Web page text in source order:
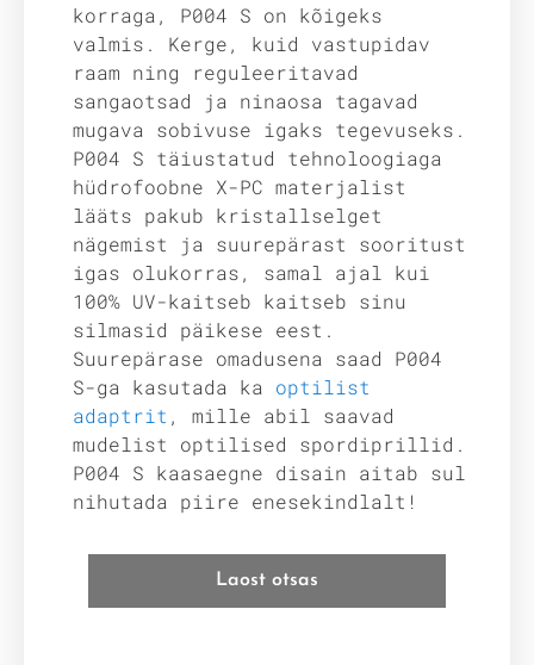
korraga, P004 S on kõigeks
valmis. Kerge, kuid vastupidav
raam ning reguleeritavad
sangaotsad ja ninaosa tagavad
mugava sobivuse igaks tegevuseks.
P004 S täiustatud tehnoloogiaga
hüdrofoobne X-PC materjalist
lääts pakub kristallselget
nägemist ja suurepärast sooritust
igas olukorras, samal ajal kui
100% UV-kaitseb kaitseb sinu
silmasid päikese eest.
Suurepärase omadusena saad P004
S-ga kasutada ka optilist
adaptrit , mille abil saavad
mudelist optilised spordiprillid.
P004 S kaasaegne disain aitab sul
nihutada piire enesekindlalt!
Laost otsas